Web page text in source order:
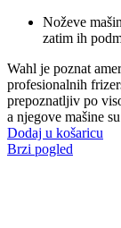
Noževe
zatim ih
Wahl je poznat
profesionalnih
prepoznatljiv po
a njegove mašine
Dodaj u košaricu
Brzi pogled